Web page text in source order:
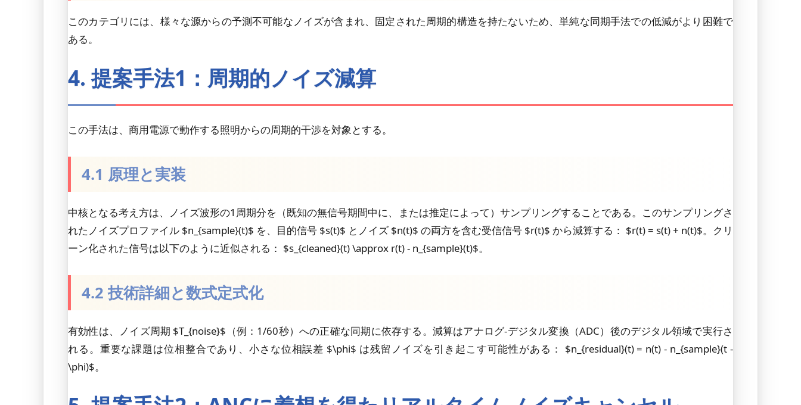
このカテゴリには、様々な源からの予測不可能なノイズが含まれ、固定された周期的構造を持たないため、単純な同期手法での低減がより困難で
ある。
4. 提案手法1：周期的ノイズ減算
この手法は、商用電源で動作する照明からの周期的干渉を対象とする。
4.1 原理と実装
中核となる考え方は、ノイズ波形の1周期分を（既知の無信号期間中に、または推定によって）サンプリングすることである。このサンプリングさ
れたノイズプロファイル $n_{sample}(t)$ を、目的信号 $s(t)$ とノイズ $n(t)$ の両方を含む受信信号 $r(t)$ から減算する： $r(t) = s(t) + n(t)$。クリ
ーン化された信号は以下のように近似される： $s_{cleaned}(t) \approx r(t) - n_{sample}(t)$。
4.2 技術詳細と数式定式化
有効性は、ノイズ周期 $T_{noise}$（例：1/60秒）への正確な同期に依存する。減算はアナログ-デジタル変換（ADC）後のデジタル領域で実行さ
れる。重要な課題は位相整合であり、小さな位相誤差 $\phi$ は残留ノイズを引き起こす可能性がある： $n_{residual}(t) = n(t) - n_{sample}(t -
\phi)$。